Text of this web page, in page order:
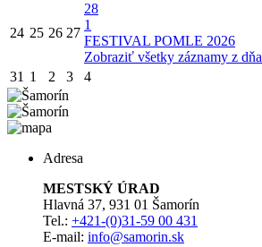
24 25 26 27
28
1
FESTIVAL POMLE 2026
Zobraziť všetky záznamy z dňa
31 1 2 3 4
Adresa
MESTSKÝ ÚRAD
Hlavná 37, 931 01 Šamorín
Tel.: +421-(0)31-59 00 431
E-mail: info@samorin.sk